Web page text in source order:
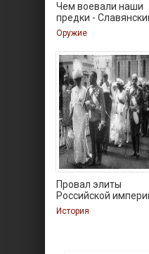
Чем воевали наши
предки -
меч
Оружие
Провал элиты
Российской
вИстория